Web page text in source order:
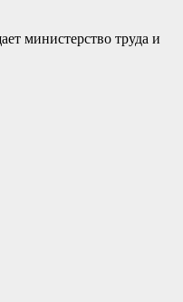
министерство труда и